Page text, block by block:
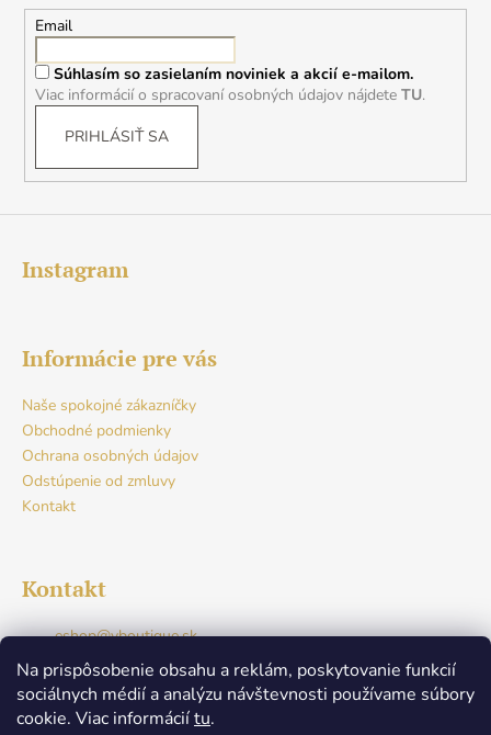
Na prispôsobenie obsahu a reklám, poskytovanie funkcií
sociálnych médií a analýzu návštevnosti používame súbory
cookie. Viac informáciítu.
Email
Súhlasím so zasielaním noviniek a akcií e-mailom.
Viac informácií o spracovaní osobných údajov nájdete TU.
PRIHLÁSIŤ SA
Instagram
Informácie pre vás
Naše spokojné zákazníčky
Obchodné podmienky
Ochrana osobných údajov
Odstúpenie od zmluvy
Kontakt
Kontakt
eshop@vboutique.sk
+421917765941
Facebook
v.boutique.dunajskastreda